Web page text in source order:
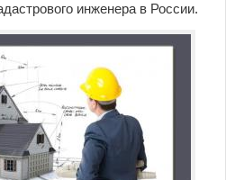
инженера в России.